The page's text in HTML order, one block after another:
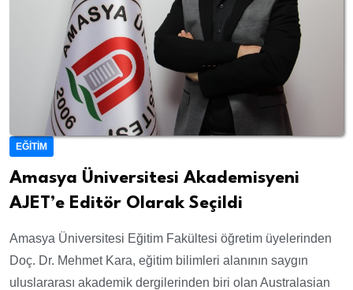
EĞITIM
Amasya Üniversitesi Akademisyeni
AJET’e Editör Olarak Seçildi
Amasya Üniversitesi Eğitim Fakültesi öğretim üyelerinden
Doç. Dr. Mehmet Kara, eğitim bilimleri alanının saygın
uluslararası akademik dergilerinden biri olan Australasian